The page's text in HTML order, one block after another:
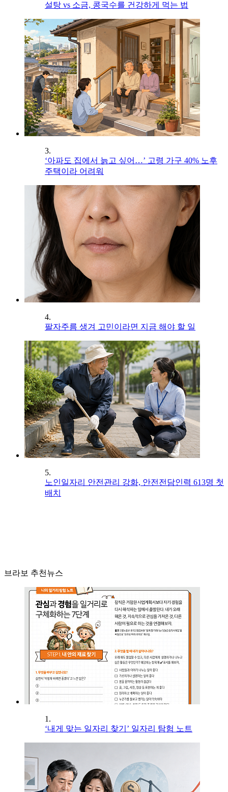
설탕 vs 소금, 콩국수를 건강하게 먹는 법
3.
‘아파도 집에서 늙고 싶어…’ 고령 가구 40% 노후
주택이라 어려워
4.
팔자주름 생겨 고민이라면 지금 해야 할 일
5.
노인일자리 안전관리 강화, 안전전담인력 613명 첫
배치
브라보 추천뉴스
1.
‘내게 맞는 일자리 찾기’ 일자리 탐험 노트